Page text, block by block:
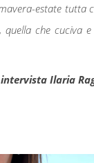
estate tutta
quella che cuciva
Ilaria